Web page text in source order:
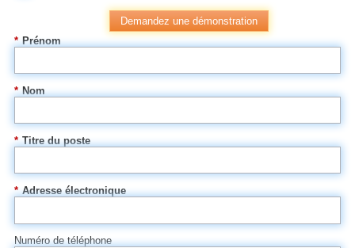
Demandez une démonstration
* Prénom
* Nom
* Titre du poste
* Adresse électronique
Numéro de téléphone